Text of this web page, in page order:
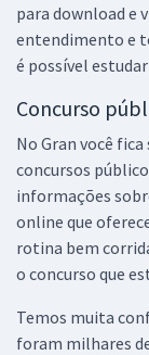
para download e
entendimento e
é possível
Concurso
No Gran você
concursos
informações
online que
rotina bem
o concurso que
Temos muita
foram milhares